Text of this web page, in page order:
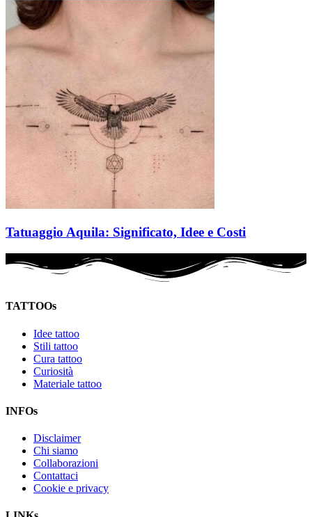
Tatuaggio Aquila: Significato, Idee e Costi
TATTOOs
Idee tattoo
Stili tattoo
Cura tattoo
Curiosità
Materiale tattoo
INFOs
Disclaimer
Chi siamo
Collaborazioni
Contattaci
Cookie e privacy